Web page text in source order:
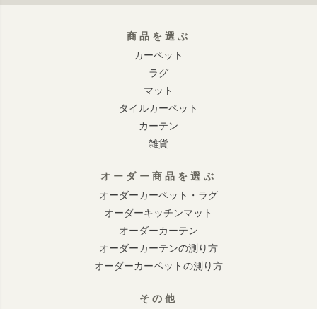
商品を選ぶ
カーペット
ラグ
マット
タイルカーペット
カーテン
雑貨
オーダー商品を選ぶ
オーダーカーペット・ラグ
オーダーキッチンマット
オーダーカーテン
オーダーカーテンの測り方
オーダーカーペットの測り方
その他